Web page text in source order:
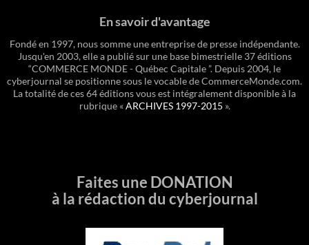
En savoir d'avantage
Fondé en 1997, nous somme une entreprise de presse indépendante.
Jusqu'en 2003, elle a publié sur une base bimestrielle 37 éditions
“COMMERCE MONDE - Québec Capitale ”. Depuis 2004, le
cyberjournal se positionne sous le vocable de CommerceMonde.com.
La totalité de ces 64 éditions vous est intégralement disponible à la
rubrique «ARCHIVES 1997-2015 ».
Faites une DONATION
à la rédaction du cyberjournal